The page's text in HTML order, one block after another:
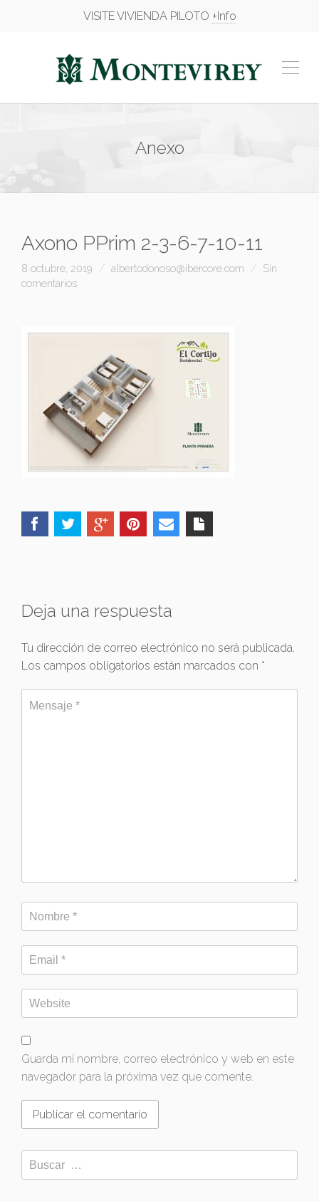
VISITE VIVIENDA PILOTO +Info
Anexo
Axono PPrim 2-3-6-7-10-11
8 octubre, 2019 albertodonoso@ibercore.com
Sin
comentarios
Deja una respuesta
Tu dirección de correo electrónico no será publicada.
Los campos obligatorios están marcados con *
Guarda mi nombre, correo electrónico y web en este
navegador para la próxima vez que comente.